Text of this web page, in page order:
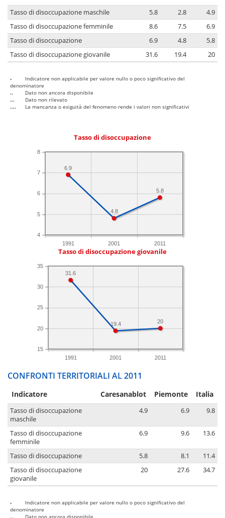
Tasso di disoccupazione maschile 5.8 2.8
4.9
Tasso di disoccupazione femminile
8.6 7.5
6.9
Tasso di disoccupazione
6.9 4.8
5.8
Tasso di disoccupazione giovanile
31.6 19.4 20
-
Indicatore non applicabile per valore nullo o poco significativo del
denominatore
..
Dato non ancora disponibile
...
Dato non rilevato
....
La mancanza o esiguità del fenomeno rende i valori non significativi
Tasso di disoccupazione
1991 2001 2011
4
5
6
7
8
5.8
4.8
6.9
Tasso di disoccupazione giovanile
1991 2001 2011
15
20
25
30
35
20
19.4
31.6
CONFRONTI TERRITORIALI AL 2011
Indicatore Caresanablot Piemonte Italia
Tasso di disoccupazione
maschile
4.9 6.9 9.8
Tasso di disoccupazione
femminile
6.9 9.6 13.6
Tasso di disoccupazione 5.8 8.1
11.4
Tasso di disoccupazione
giovanile
20 27.6 34.7
-
Indicatore non applicabile per valore nullo o poco significativo del
denominatore